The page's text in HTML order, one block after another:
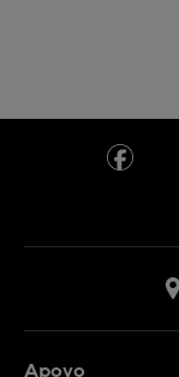
Apoyo